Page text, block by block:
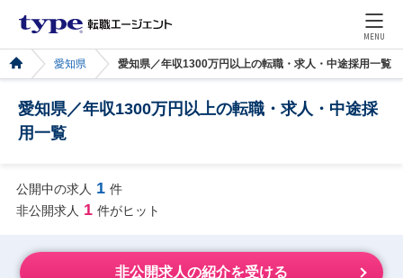
MENU
愛知県 愛知県／年収1300万円以上の転職・求人・中途採用一覧
愛知県／年収1300万円以上の転職・求人・中途採
用一覧
公開中の求人 1 件
非公開求人 1 件がヒット
非公開求人の紹介を受ける